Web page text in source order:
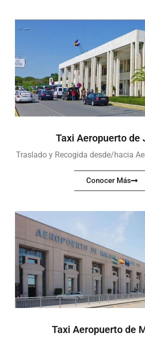
Taxi Aeropuerto de
Traslado y Recogida desde/hacia
Conocer Más
Taxi Aeropuerto de